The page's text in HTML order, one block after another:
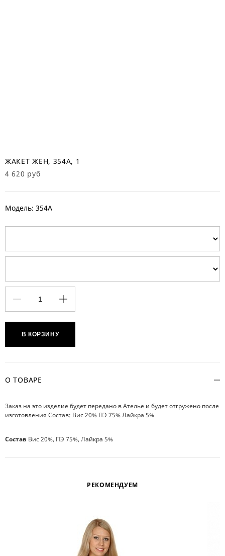
ЖАКЕТ ЖЕН, 354А, 1
4 620 руб
Модель: 354А
В КОРЗИНУ
О ТОВАРЕ
Заказ на это изделие будет передано в Ателье и будет отгружено после
изготовления Состав: Вис 20% ПЭ 75% Лайкра 5%
Состав Вис 20%, ПЭ 75%, Лайкра 5%
РЕКОМЕНДУЕМ